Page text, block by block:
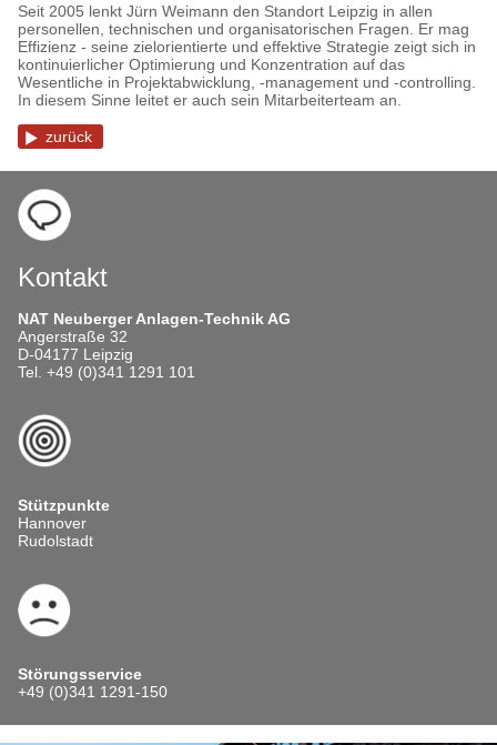
Seit 2005 lenkt Jürn Weimann den Standort Leipzig in allen
personellen, technischen und organisatorischen Fragen. Er mag
Effizienz - seine zielorientierte und effektive Strategie zeigt sich in
kontinuierlicher Optimierung und Konzentration auf das
Wesentliche in Projektabwicklung, -management und -controlling.
In diesem Sinne leitet er auch sein Mitarbeiterteam an.
zurück
Kontakt
NAT Neuberger Anlagen-Technik AG
Angerstraße 32
D-04177 Leipzig
Tel. +49 (0)341 1291 101
Stützpunkte
Hannover
Rudolstadt
Störungsservice
+49 (0)341 1291-150